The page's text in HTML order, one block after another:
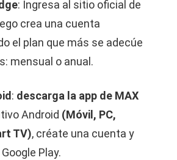
: Ingresa al sitio oficial de
crea una cuenta
el plan que más se adecúe
mensual o anual.
: descarga la app de MAX
Android (Móvil, PC,
TV), créate una cuenta y
Play.